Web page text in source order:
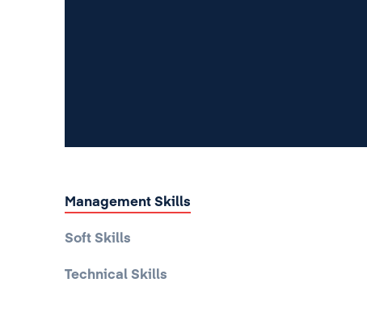
Management Skills
Soft Skills
Technical Skills